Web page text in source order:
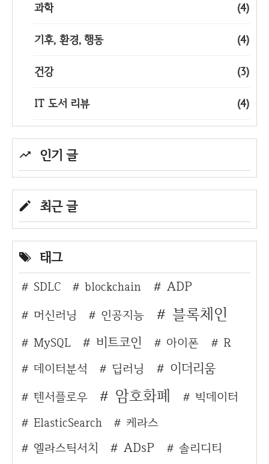
과학 (4)
기후, 환경, 행동 (4)
건강 (3)
IT 도서 리뷰 (4)
인기 글
최근 글
태그
SDLC blockchain ADP
머신러닝 인공지능 블록체인
MySQL 비트코인 아이폰
R
데이터분석
딥러닝 이더리움
텐서플로우 암호화폐
빅데이터
ElasticSearch
케라스
엘라스틱서치
ADsP 솔리디티